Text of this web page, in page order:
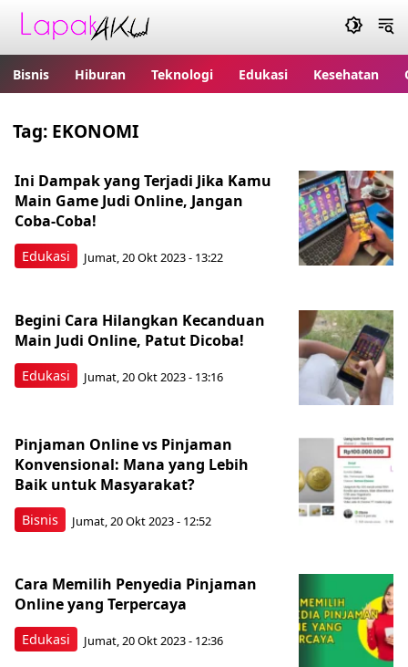
Bisnis Hiburan Teknologi Edukasi Kesehatan
Tag: EKONOMI
Edukasi
Ini Dampak yang Terjadi Jika Kamu
Main Game Judi Online, Jangan
Coba-Coba!
Jumat, 20 Okt 2023 - 13:22
Edukasi
Begini Cara Hilangkan Kecanduan
Main Judi Online, Patut Dicoba!
Jumat, 20 Okt 2023 - 13:16
Bisnis
Pinjaman Online vs Pinjaman
Konvensional: Mana yang Lebih
Baik untuk Masyarakat?
Jumat, 20 Okt 2023 - 12:52
Edukasi
Cara Memilih Penyedia Pinjaman
Online yang Terpercaya
Jumat, 20 Okt 2023 - 12:36